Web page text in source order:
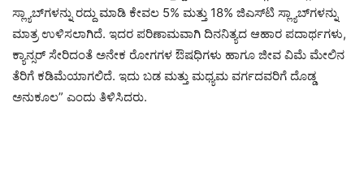
ಸ್ಲ್ಯಾಬ್‌ಗಳನ್ನು ರದ್ದು ಮಾಡಿ ಕೇವಲ 5% ಮತ್ತು 18% ಜಿಎಸ್‌ಟಿ ಸ್ಲ್ಯಾಬ್‌ಗಳನ್ನು
ಮಾತ್ರ ಉಳಿಸಲಾಗಿದೆ. ಇದರ ಪರಿಣಾಮವಾಗಿ ದಿನನಿತ್ಯದ ಆಹಾರ ಪದಾರ್ಥಗಳು,
ಕ್ಯಾನ್ಸರ್ ಸೇರಿದಂತೆ ಅನೇಕ ರೋಗಗಳ ಔಷಧಿಗಳು ಹಾಗೂ ಜೀವ ವಿಮೆ ಮೇಲಿನ
ತೆರಿಗೆ ಕಡಿಮೆಯಾಗಲಿದೆ. ಇದು ಬಡ ಮತ್ತು ಮಧ್ಯಮ ವರ್ಗದವರಿಗೆ ದೊಡ್ಡ
ಅನುಕೂಲ” ಎಂದು ತಿಳಿಸಿದರು.